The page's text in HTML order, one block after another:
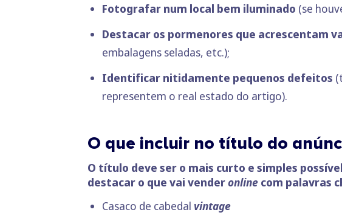
Fotografar num local bem iluminado (se
Destacar os pormenores que acrescentam
embalagens seladas, etc.);
Identificar nitidamente pequenos defeitos
representem o real estado do artigo).
O que incluir no título do
O título deve ser o mais curto e simples possível
destacar o que vai venderonline com palavras
Casaco de cabedal vintage